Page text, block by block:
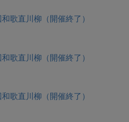
歌直川柳（開催終了）
歌直川柳（開催終了）
歌直川柳（開催終了）